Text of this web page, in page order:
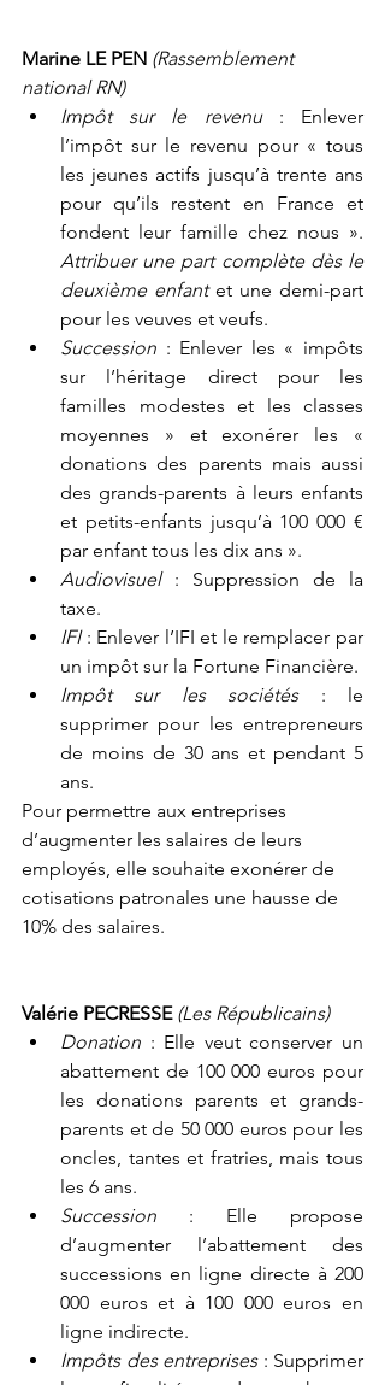
Marine LE PEN (Rassemblement
national RN)
Impôt sur le revenu : Enlever
l’impôt sur le revenu pour « tous
les jeunes actifs jusqu’à trente ans
pour qu’ils restent en France et
Attribuer une part complète dès le
deuxième enfant et une demi-part
pour les veuves et veufs.
Succession : Enlever les « impôts
sur l’héritage direct pour les
familles modestes et les classes
moyennes » et exonérer les «
donations des parents mais aussi
des grands-parents à leurs enfants
et petits-enfants jusqu’à 100 000 €
par enfant tous les dix ans ».
Audiovisuel : Suppression de la
taxe.
IFI : Enlever l’IFI et le remplacer par
un impôt sur la Fortune Financière.
Impôt sur les sociétés : le
supprimer pour les entrepreneurs
de moins de 30 ans et pendant 5
ans.
Pour permettre aux entreprises
d’augmenter les salaires de leurs
employés, elle souhaite exonérer de
cotisations patronales une hausse de
10% des salaires.
Valérie PECRESSE (Les Républicains)
Donation : Elle veut conserver un
abattement de 100 000 euros pour
les donations parents et grands-
parents et de 50 000 euros pour les
oncles, tantes et fratries, mais tous
les 6 ans.
Succession : Elle propose
d’augmenter l’abattement des
successions en ligne directe à 200
000 euros et à 100 000 euros en
ligne indirecte.
Impôts des entreprises : Supprimer